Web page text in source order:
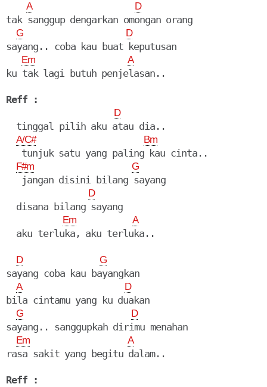
A D
tak sanggup dengarkan omongan orang
G D
sayang.. coba kau buat keputusan
Em A
ku tak lagi butuh penjelasan..
Reff :
D
  tinggal pilih aku atau dia..
A/C# Bm
   tunjuk satu yang paling kau cinta..
F#m G
   jangan disini bilang sayang
D
  disana bilang sayang
Em A
  aku terluka, aku terluka..
D G
sayang coba kau bayangkan
A D
bila cintamu yang ku duakan
G D
sayang.. sanggupkah dirimu menahan
Em A
rasa sakit yang begitu dalam..
Reff :